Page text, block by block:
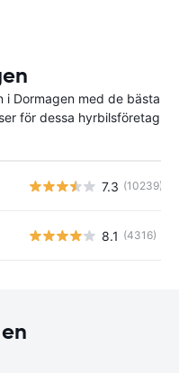
i Dormagen med de bästa
för dessa hyrbilsföretag
7.3 (10239)
8.1 (4316)